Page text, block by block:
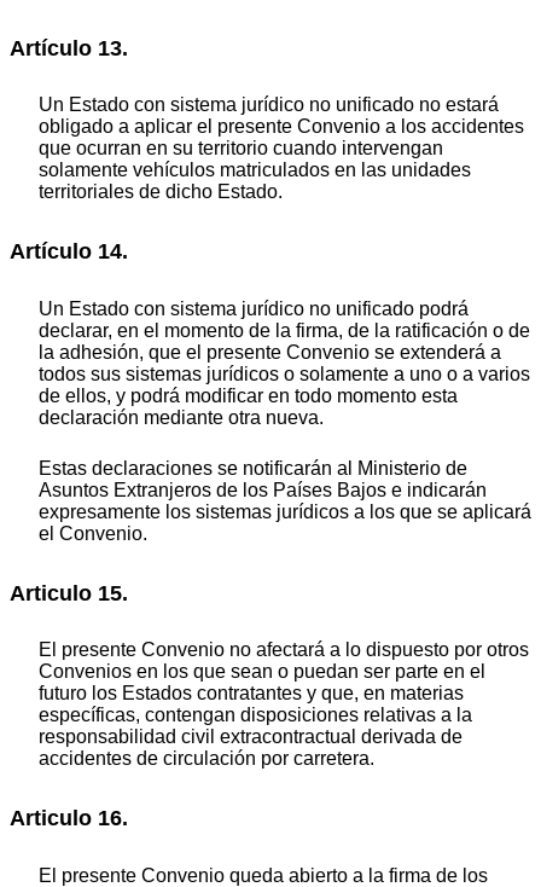
Artículo 13.
Un Estado con sistema jurídico no unificado no estará
obligado a aplicar el presente Convenio a los accidentes
que ocurran en su territorio cuando intervengan
solamente vehículos matriculados en las unidades
territoriales de dicho Estado.
Artículo 14.
Un Estado con sistema jurídico no unificado podrá
declarar, en el momento de la firma, de la ratificación o de
la adhesión, que el presente Convenio se extenderá a
todos sus sistemas jurídicos o solamente a uno o a varios
de ellos, y podrá modificar en todo momento esta
declaración mediante otra nueva.
Estas declaraciones se notificarán al Ministerio de
Asuntos Extranjeros de los Países Bajos e indicarán
expresamente los sistemas jurídicos a los que se aplicará
el Convenio.
Articulo 15.
El presente Convenio no afectará a lo dispuesto por otros
Convenios en los que sean o puedan ser parte en el
futuro los Estados contratantes y que, en materias
específicas, contengan disposiciones relativas a la
responsabilidad civil extracontractual derivada de
accidentes de circulación por carretera.
Articulo 16.
El presente Convenio queda abierto a la firma de los